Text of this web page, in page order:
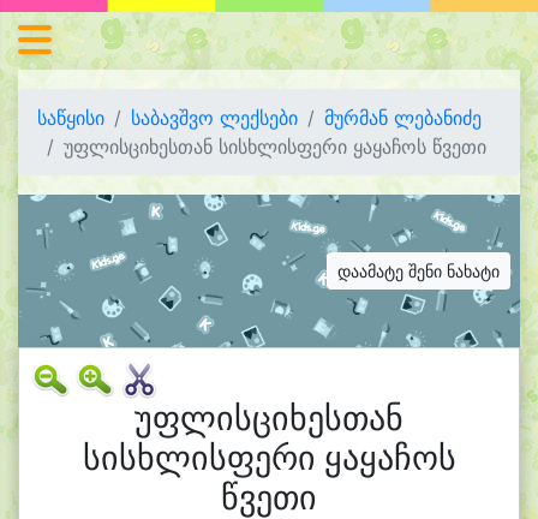
საწყისი საბავშვო ლექსები
მურმან ლებანიძე
უფლისციხესთან სისხლისფერი ყაყაჩოს წვეთი
დაამატე შენი ნახატი
უფლისციხესთან
სისხლისფერი ყაყაჩოს
წვეთი